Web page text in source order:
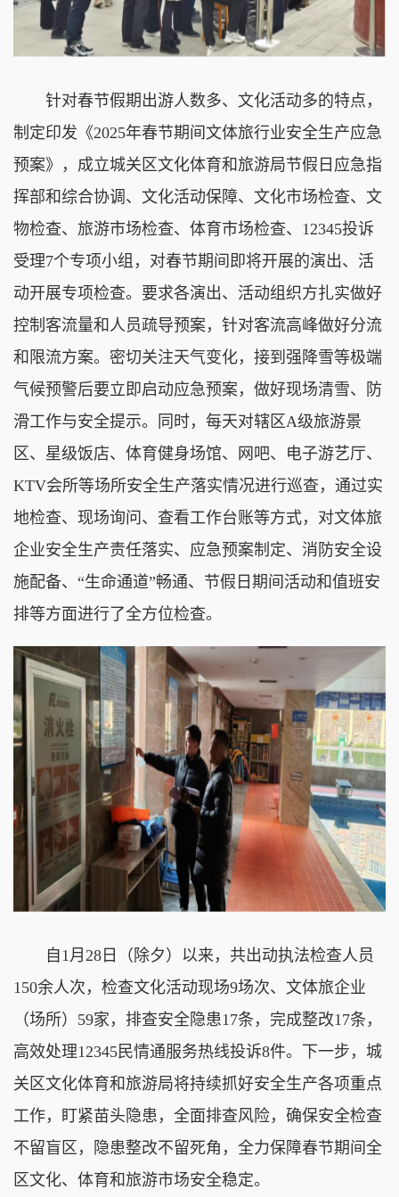
针对春节假期出游人数多、文化活动多的特点，
制定印发《2025年春节期间文体旅行业安全生产应急
预案》，成立城关区文化体育和旅游局节假日应急指
挥部和综合协调、文化活动保障、文化市场检查、文
物检查、旅游市场检查、体育市场检查、12345投诉
受理7个专项小组，对春节期间即将开展的演出、活
动开展专项检查。要求各演出、活动组织方扎实做好
控制客流量和人员疏导预案，针对客流高峰做好分流
和限流方案。密切关注天气变化，接到强降雪等极端
气候预警后要立即启动应急预案，做好现场清雪、防
滑工作与安全提示。同时，每天对辖区A级旅游景
区、星级饭店、体育健身场馆、网吧、电子游艺厅、
KTV会所等场所安全生产落实情况进行巡查，通过实
地检查、现场询问、查看工作台账等方式，对文体旅
企业安全生产责任落实、应急预案制定、消防安全设
施配备、“生命通道”畅通、节假日期间活动和值班安
排等方面进行了全方位检查。
自1月28日（除夕）以来，共出动执法检查人员
150余人次，检查文化活动现场9场次、文体旅企业
（场所）59家，排查安全隐患17条，完成整改17条，
高效处理12345民情通服务热线投诉8件。下一步，城
关区文化体育和旅游局将持续抓好安全生产各项重点
工作，盯紧苗头隐患，全面排查风险，确保安全检查
不留盲区，隐患整改不留死角，全力保障春节期间全
区文化、体育和旅游市场安全稳定。